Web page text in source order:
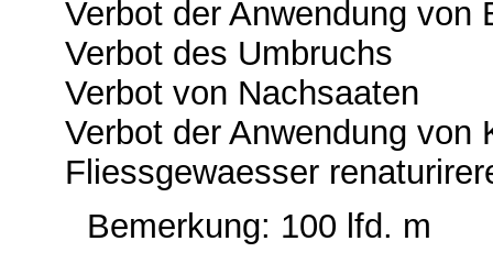
Verbot der Anwendung von
Verbot des Umbruchs
Verbot von Nachsaaten
Verbot der Anwendung von
Fliessgewaesser
Bemerkung: 100 lfd. m